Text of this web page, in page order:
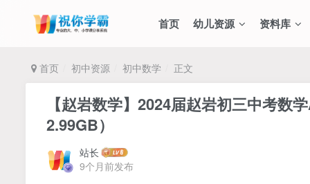
首页 幼儿资源 资料库
首页 初中资源 初中数学 正文
【赵岩数学】2024届赵岩初三中考数
2.99GB）
站长
9个月前发布